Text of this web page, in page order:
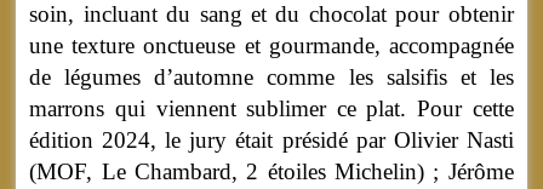
soin, incluant du sang et du chocolat pour obtenir
une texture onctueuse et gourmande, accompagnée
de légumes d’automne comme les salsifis et les
marrons qui viennent sublimer ce plat. Pour cette
édition 2024, le jury était présidé par Olivier Nasti
(MOF, Le Chambard, 2 étoiles Michelin) ; Jérôme